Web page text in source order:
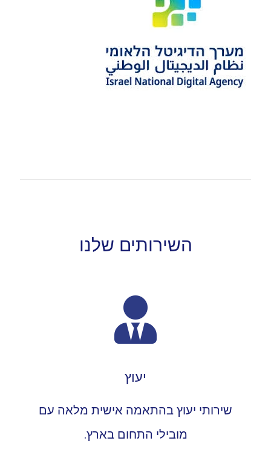
השירותים שלנו
יעוץ
שירותי יעוץ בהתאמה אישית מלאה עם
מובילי התחום בארץ.